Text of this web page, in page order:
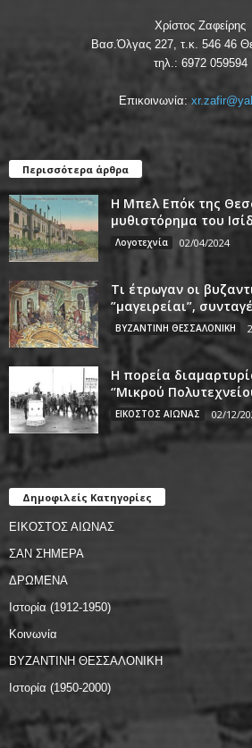
Χρίστος Ζαφείρης
Βασ.Όλγας 227, τ.κ. 546 46
τηλ.: 6972 059594
Επικοινωνία:
Περισσότερα άρθρα
Η Μπελ Επόκ της
μυθιστόρημα του
Λογοτεχνία 02/04/2024
Τι έτρωγαν οι
”μαγειρείαι”,
ΒΥΖΑΝΤΙΝΗ ΘΕΣΣΑΛΟΝΙΚΗ
Η πορεία
‘’Μικρού
ΕΙΚΟΣΤΟΣ ΑΙΩΝΑΣ 02/12/
Δημοφιλείς Κατηγορίες
ΕΙΚΟΣΤΟΣ ΑΙΩΝΑΣ
ΣΑΝ ΣΗΜΕΡΑ
ΔΡΩΜΕΝΑ
Ιστορία (1912-1950)
Κοινωνία
ΒΥΖΑΝΤΙΝΗ ΘΕΣΣΑΛΟΝΙΚΗ
Ιστορία (1950-2000)